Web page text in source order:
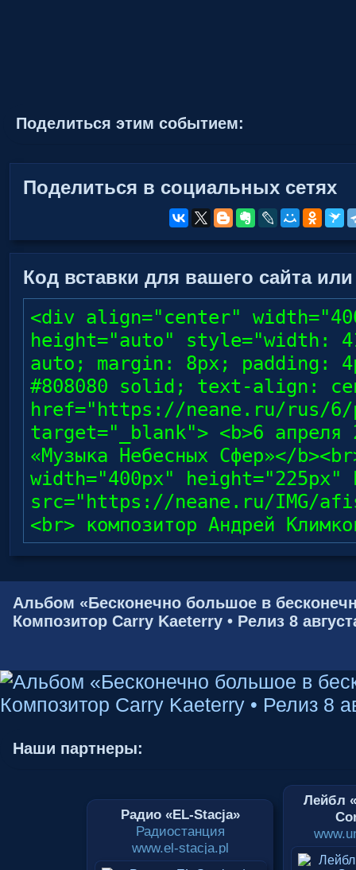
Поделиться этим событием:
Поделиться в социальных сетях
Код вставки для вашего сайта
<div align="center"
height="auto" style="width:
auto; margin: 8px; padding:
#808080 solid; text-align:
href="https://neane.ru/rus/6/
target="_blank"> <b>6 апреля
«Музыка Небесных Сфер»</
width="400px" height="225px"
src="https://neane.ru/IMG/
<br> композитор Андрей
Альбом «Бесконечно большое в
Композитор Carry Kaeterry • Релиз 8
Наши партнеры:
Радио «EL-Stacja»
Радиостанция
www.el-stacja.pl
Лейбл